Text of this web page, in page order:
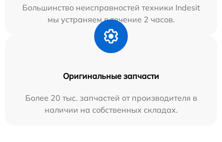
Большинство неисправностей техники Indesit
мы устраняем в течение 2 часов.
Оригинальные запчасти
Более 20 тыс. запчастей от производителя в
наличии на собственных складах.